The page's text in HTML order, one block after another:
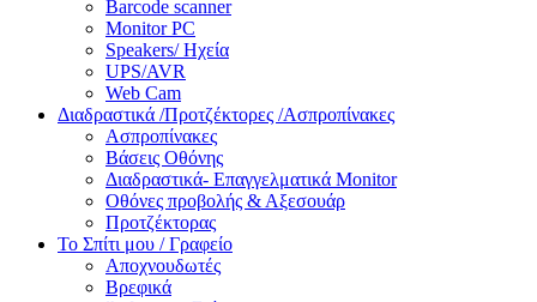
Barcode scanner
Monitor PC
Speakers/ Ηχεία
UPS/AVR
Web Cam
Διαδραστικά /Προτζέκτορες /Ασπροπίνακες
Ασπροπίνακες
Βάσεις Οθόνης
Διαδραστικά- Επαγγελματικά Monitor
Οθόνες προβολής & Αξεσουάρ
Προτζέκτορας
Το Σπίτι μου / Γραφείο
Αποχνουδωτές
Βρεφικά